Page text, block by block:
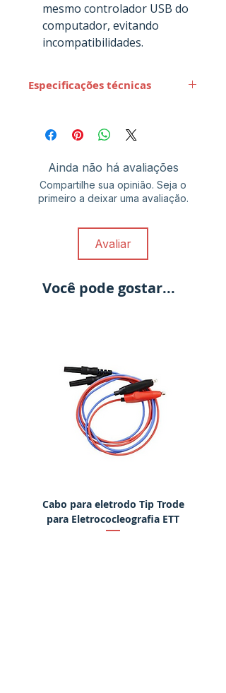
mesmo controlador USB do
computador, evitando
incompatibilidades.
Especificações técnicas
Ainda não há avaliações
Compartilhe sua opinião. Seja o
primeiro a deixar uma avaliação.
Avaliar
Você pode gostar...
Cabo para eletrodo Tip Trode
para Eletrococleografia ETT